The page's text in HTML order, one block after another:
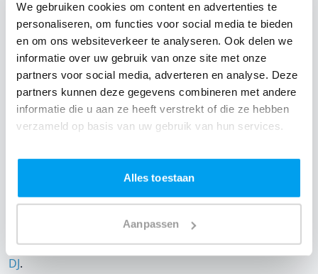
We gebruiken cookies om content en advertenties te
personaliseren, om functies voor social media te bieden
en om ons websiteverkeer te analyseren. Ook delen we
informatie over uw gebruik van onze site met onze
partners voor social media, adverteren en analyse. Deze
partners kunnen deze gegevens combineren met andere
informatie die u aan ze heeft verstrekt of die ze hebben
verzameld op basis van uw gebruik van hun services.
Alles toestaan
Aanpassen
DJ huren voor jouw feest in Café-Restauarant
Hofsteenge?
EenDJ hurenzonder zorgen in Café-Restauarant
Hofsteenge: dat is onze garantie. Van de afstemming
met de locatie tot een reserve DJ. Wij zorgen dat het
goed komt. Maar voordat je een DJ voor jouw feest gaat
boeken, wil je natuurlijk weten wat het kost.
EenDJ boeken uit Drenthewas nog nooit zo makkelijk.
Daarom kun je bij ons online de prijs berekenen voor
jouw feest. Ook kun je nu boeken of een vrijblijvende
Huur de beste DJ uit Grolloo
omgeving, en check dus directonze prijzen voor jouw
DJ.